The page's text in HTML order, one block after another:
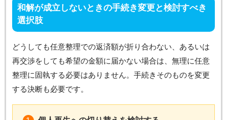
和解が成立しないときの手続き変更と検討すべき
選択肢
どうしても任意整理での返済額が折り合わない、あるいは
再交渉をしても希望の金額に届かない場合は、無理に任意
整理に固執する必要はありません。手続きそのものを変更
する決断も必要です。